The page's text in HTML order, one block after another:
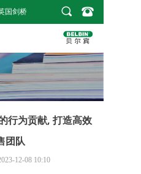
뀰
国剑桥 끠
行为贡献, 打造高效
团队
12-08 10:10